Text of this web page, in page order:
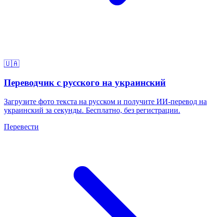
🇺🇦
Переводчик с русского на украинский
Загрузите фото текста на русском и получите ИИ-перевод на
украинский за секунды. Бесплатно, без регистрации.
Перевести